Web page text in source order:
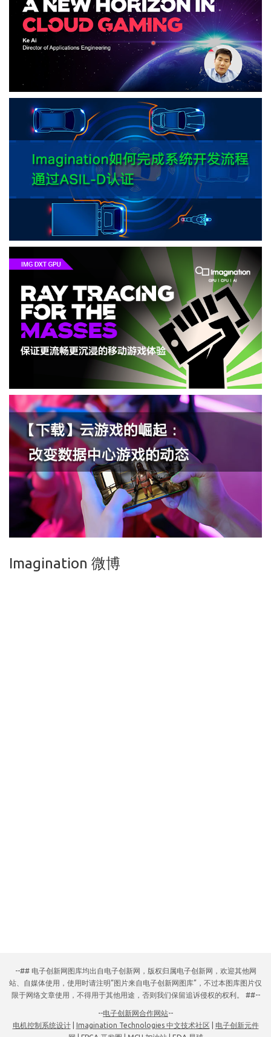
Imagination 微博
--## 电子创新网图库均出自电子创新网，版权归属电子创新网，欢迎其他网
站、自媒体使用，使用时请注明“图片来自电子创新网图库”，不过本图库图片仅
限于网络文章使用，不得用于其他用途，否则我们保留追诉侵权的权利。 ##--
--电子创新网合作网站--
电机控制系统设计| Imagination Technologies 中文技术社区
电子创新元件